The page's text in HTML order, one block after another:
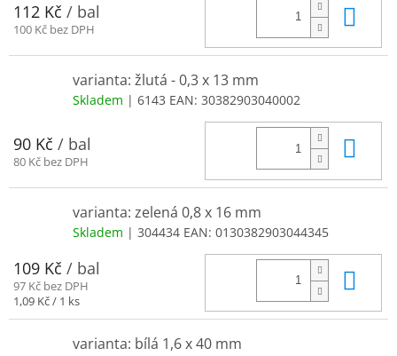
112 Kč / bal
100 Kč bez DPH
varianta: žlutá - 0,3 x 13 mm
Skladem | 6143 EAN: 30382903040002
90 Kč / bal
80 Kč bez DPH
varianta: zelená 0,8 x 16 mm
Skladem | 304434 EAN: 0130382903044345
109 Kč / bal
97 Kč bez DPH
Měrná
1,09 Kč / 1 ks
varianta: bílá 1,6 x 40 mm